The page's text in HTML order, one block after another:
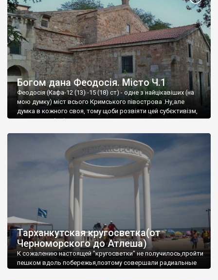
Богом дана Феодосія. Місто Ч.1
Феодосія (Кафа-12 (13) -15 (18) ст) - одне з найцікавіших (на
мою думку) міст всього Кримського півострова .Ну,але
думка в кожного своя, тому щоби розвіяти цей субєктивізм,
запрошую відвідати це
Тарханкутская кругосветка(от
Черноморского до Атлеша)
К сожалению настоящей "кругосветки" не получилось,пройти
пешком вдоль побережья,поэтому совершали радиальные